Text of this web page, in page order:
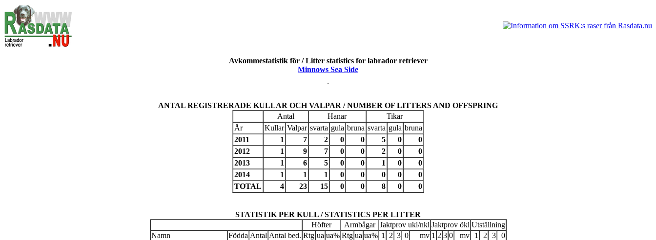
Avkommestatistik för / Litter statistics for labrador retriever
Minnows Sea Side
ANTAL REGISTRERADE KULLAR OCH VALPAR / NUMBER OF LITTERS AND OFFSPRING
Antal
Hanar
Tikar
År
Kullar Valpar svarta gula bruna svarta gula bruna
2011
1 7 2 0 0 5 0
0
2012
1 9 7 0 0 2 0
0
2013
1 6 5 0 0 1 0
0
2014
1 1 1 0 0 0 0
0
TOTAL
4 23 15 0 0 8 0 0
STATISTIK PER KULL / STATISTICS PER LITTER
Höfter
Armbågar Jaktprov ukl/nkl Jaktprov ökl Utställning
Namn
Födda Antal Antal bed. Rtg ua ua% Rtg ua ua% 1 2 3 0 mv 1 2 3 0 mv 1 2 3
0